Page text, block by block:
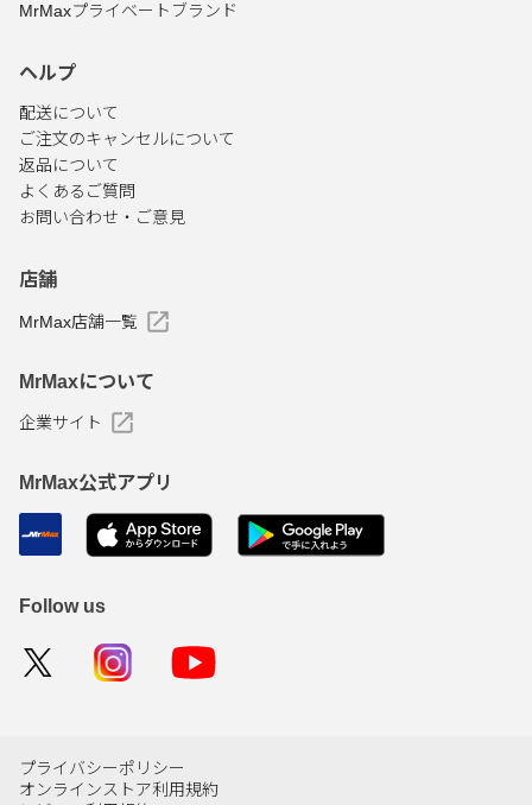
MrMaxプライベートブランド
ヘルプ
配送について
ご注文のキャンセルについて
返品について
よくあるご質問
お問い合わせ・ご意見
店舗
MrMax店舗一覧
MrMaxについて
企業サイト
MrMax公式アプリ
Follow us
プライバシーポリシー
オンラインストア利用規約